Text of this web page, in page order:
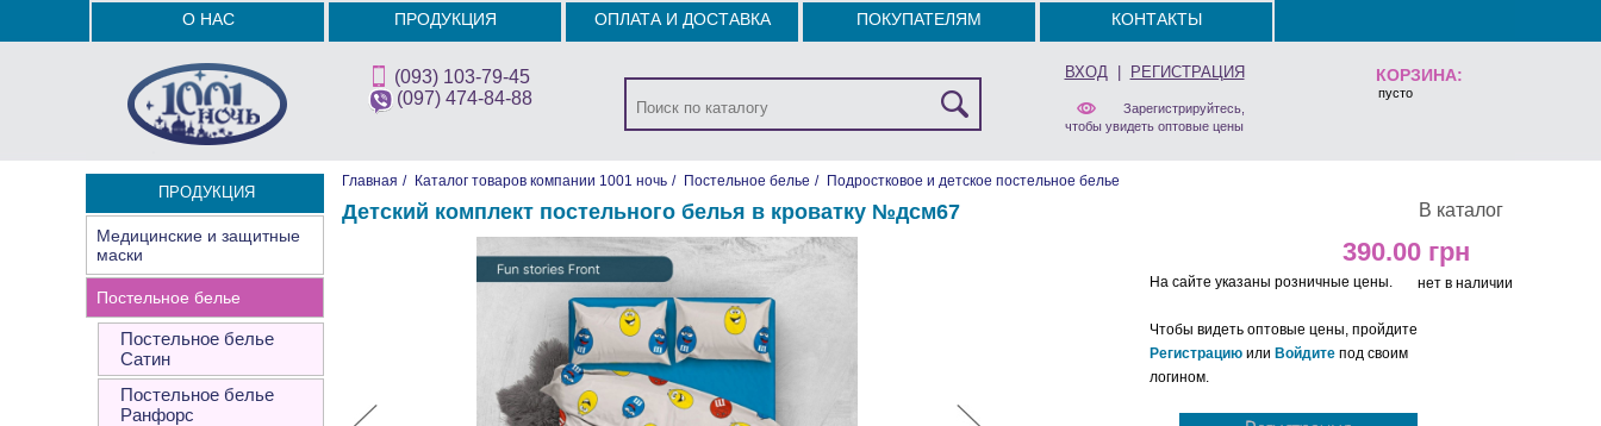
КОРЗИНА:
пусто
О НАС ПРОДУКЦИЯ ОПЛАТА И ДОСТАВКА ПОКУПАТЕЛЯМ КОНТАКТЫ
(093) 103-79-45
(097) 474-84-88
ВХОД| РЕГИСТРАЦИЯ
Зарегистрируйтесь,
чтобы увидеть оптовые цены
ПРОДУКЦИЯ
Медицинские и защитные
маски
Постельное белье
Постельное белье
Сатин
Постельное белье
Ранфорс
Главная / Каталог товаров компании 1001 ночь / Постельное белье / Подростковое и детское постельное белье
В каталог
Детский комплект постельного белья в кроватку №дсм67
390.00
нет в наличии
На сайте указаны розничные цены.
Чтобы видеть оптовые цены, пройдите
Регистрацию или Войдите под своим
логином.